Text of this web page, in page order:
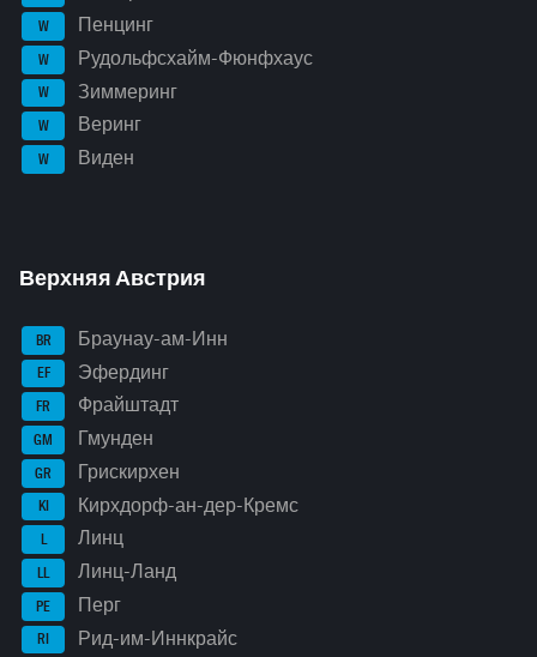
W Пенцинг
W Рудольфсхайм-Фюнфхаус
W Зиммеринг
W Веринг
W Виден
Верхняя Австрия
BR Браунау-ам-Инн
EF Эфердинг
FR Фрайштадт
GM Гмунден
GR Грискирхен
KI Кирхдорф-ан-дер-Кремс
L Линц
LL Линц-Ланд
PE Перг
RI Рид-им-Иннкрайс